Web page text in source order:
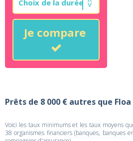
Je compare
Prêts de 8 000 € autres que
Voici les taux minimums et les taux moyens
38 organismes financiers (banques, banques